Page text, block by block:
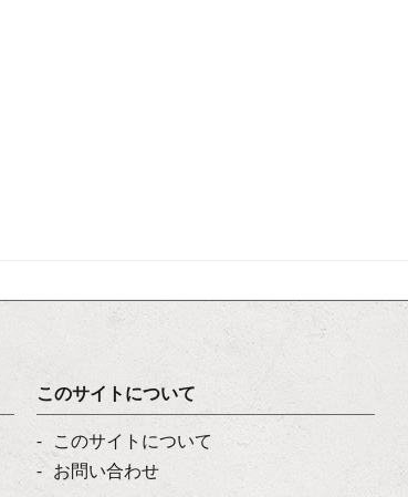
このサイトについて
このサイトについて
お問い合わせ